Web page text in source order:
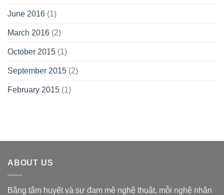
June 2016 (1)
March 2016 (2)
October 2015 (1)
September 2015 (2)
February 2015 (1)
ABOUT US
Bằng tâm huyết và sự đam mê nghệ thuật, mỗi nghệ nhân